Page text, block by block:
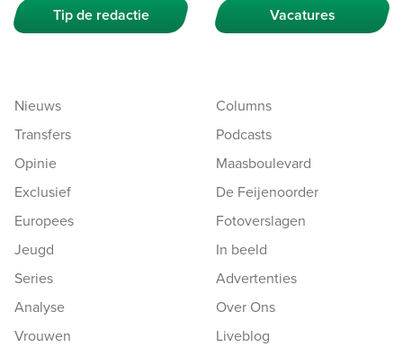
Tip de redactie Vacatures
Nieuws
Transfers
Opinie
Exclusief
Europees
Jeugd
Series
Analyse
Vrouwen
Columns
Podcasts
Maasboulevard
De Feijenoorder
Fotoverslagen
In beeld
Advertenties
Over Ons
Liveblog